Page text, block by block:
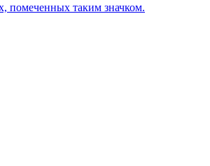
помеченных таким значком.